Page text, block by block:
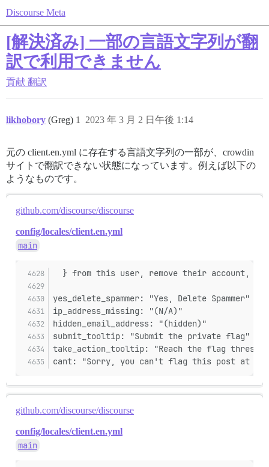
Discourse Meta
[解決済み] 一部の言語文字列が翻
訳で利用できません
貢献 翻訳
likhobory (Greg) 2023 年 3 月 2 日午後 1:14
1
元の client.en.yml に存在する言語文字列の一部が、crowdin
サイトで翻訳できない状態になっています。例えば以下の
ようなものです。
github.com/discourse/discourse
config/locales/client.en.yml
main
} from this user, remove their account,
yes_delete_spammer: "Yes, Delete Spammer"
ip_address_missing: "(N/A)"
hidden_email_address: "(hidden)"
submit_tooltip: "Submit the private flag"
take_action_tooltip: "Reach the flag
cant: "Sorry, you can't flag this post at
github.com/discourse/discourse
config/locales/client.en.yml
main